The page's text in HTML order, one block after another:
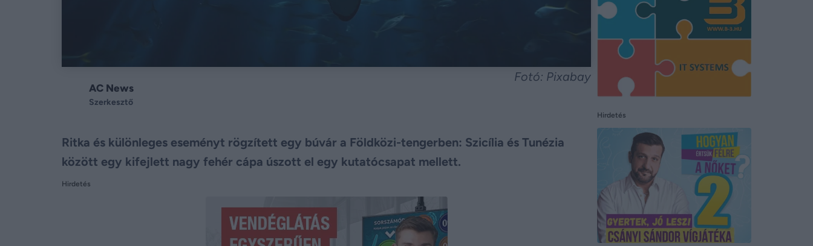
Fotó: Pixabay
AC News
Szerkesztő
Ritka és különleges eseményt rögzített egy búvár a Földközi-tengerben: Szicília és Tunézia
között egy kifejlett nagy fehér cápa úszott el egy kutatócsapat mellett.
Hirdetés
Hirdetés